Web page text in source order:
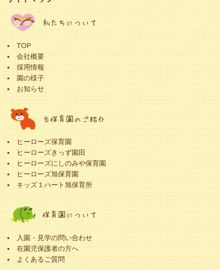
私たちについて
TOP
会社概要
採用情報
園の様子
お知らせ
各保育園のご紹介
ヒーローズ保育園
ヒーローズきっず園田
ヒーローズにしのみや保育園
ヒーローズ旭保育園
キッズ１ハート旭保育所
保育園について
入園・見学の問い合わせ
在園児保護者の方へ
よくあるご質問